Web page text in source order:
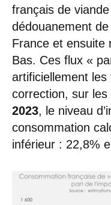
français de
dédouanement
France et ensuite
Bas. Ces flux «
artificiellement
correction, sur les
2023, le niveau
consommation
inférieur : 22,8%